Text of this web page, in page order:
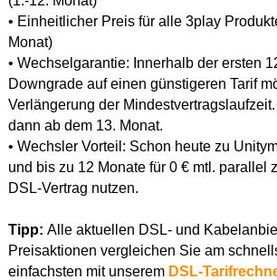
• Einheitlicher Preis für alle 3play
Monat)
• Wechselgarantie: Innerhalb der ersten
Downgrade auf einen günstigeren Tarif
Verlängerung der
dann ab dem 13. Monat.
• Wechsler Vorteil: Schon heute zu
und bis zu 12 Monate für 0 € mtl. parallel
DSL-Vertrag nutzen.
Tipp: Alle aktuellen DSL- und
Preisaktionen vergleichen Sie am
einfachsten mit unserem DSL-